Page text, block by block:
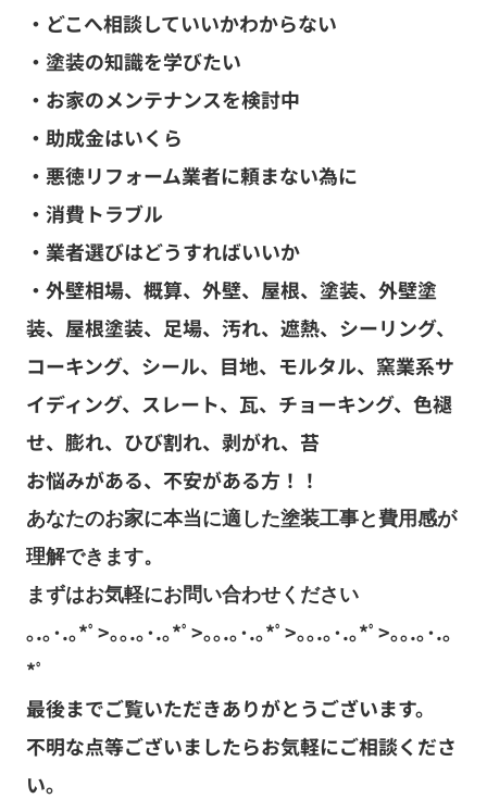
・どこへ相談していいかわからない
・塗装の知識を学びたい
・お家のメンテナンスを検討中
・助成金はいくら
・悪徳リフォーム業者に頼まない為に
・消費トラブル
・業者選びはどうすればいいか
・外壁相場、概算、外壁、屋根、塗装、外壁塗
装、屋根塗装、足場、汚れ、遮熱、シーリング、
コーキング、シール、目地、モルタル、窯業系サ
イディング、スレート、瓦、チョーキング、色褪
せ、膨れ、ひび割れ、剥がれ、苔
お悩みがある、不安がある方！！
あなたのお家に本当に適した塗装工事と費用感が
理解できます。
まずはお気軽にお問い合わせください
｡.｡･.｡*ﾟ>｡｡.｡･.｡*ﾟ>｡｡.｡･.｡*ﾟ>｡｡.｡･.｡*ﾟ>｡｡.｡･.｡
*ﾟ
最後までご覧いただきありがとうございます。
不明な点等ございましたらお気軽にご相談くださ
い。